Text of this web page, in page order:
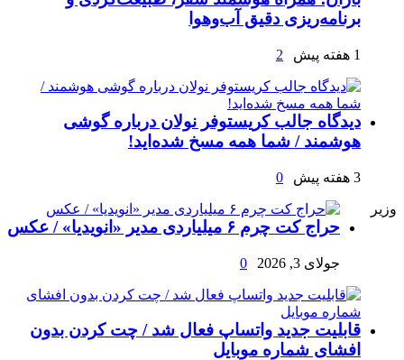
برنامه‌ریزی دقیق آب‌وهوا
1 هفته پیش 2
دیدگاه جالب کریستوفر نولان درباره گوشی
هوشمند / شما همه مسخ‌ شده‌اید!
3 هفته پیش 0
حراج کت چرم ۶ میلیاردی مدیر «انویدیا» / عکس
جولای 3, 2026 0
قابلیت جدید واتساپ فعال شد / چت کردن بدون
افشای شماره موبایل
وزیر